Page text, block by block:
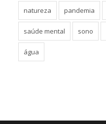
natureza pandemia
saúde mental sono
água